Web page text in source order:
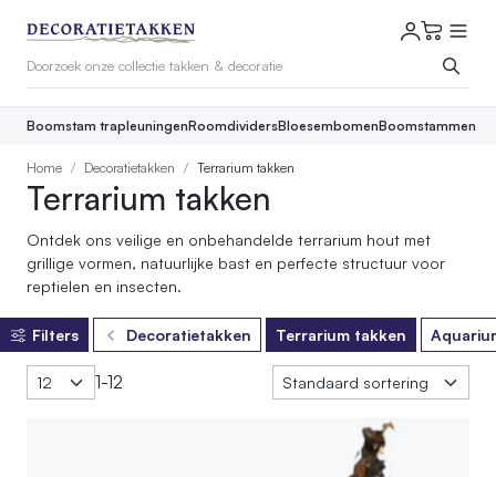
Boomstam trapleuningenRoomdividersBloesembomenBoomstammen
Home Decoratietakken Terrarium takken
Terrarium takken
Ontdek ons veilige en onbehandelde terrarium hout met
grillige vormen, natuurlijke bast en perfecte structuur voor
reptielen en insecten.
Filters Decoratietakken Terrarium takken
1-12